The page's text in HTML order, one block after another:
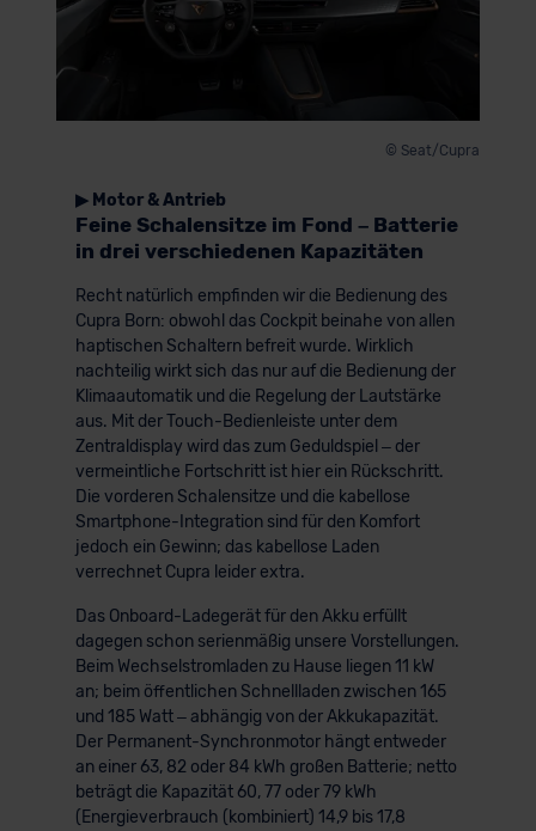
© Seat/Cupra
▶ Motor & Antrieb
Feine Schalensitze im Fond – Batterie
in drei verschiedenen Kapazitäten
Recht natürlich empfinden wir die Bedienung des
Cupra Born: obwohl das Cockpit beinahe von allen
haptischen Schaltern befreit wurde. Wirklich
nachteilig wirkt sich das nur auf die Bedienung der
Klimaautomatik und die Regelung der Lautstärke
aus. Mit der Touch-Bedienleiste unter dem
Zentraldisplay wird das zum Geduldspiel – der
vermeintliche Fortschritt ist hier ein Rückschritt.
Die vorderen Schalensitze und die kabellose
Smartphone-Integration sind für den Komfort
jedoch ein Gewinn; das kabellose Laden
verrechnet Cupra leider extra.
Das Onboard-Ladegerät für den Akku erfüllt
dagegen schon serienmäßig unsere Vorstellungen.
Beim Wechselstromladen zu Hause liegen 11 kW
an; beim öffentlichen Schnellladen zwischen 165
und 185 Watt – abhängig von der Akkukapazität.
Der Permanent-Synchronmotor hängt entweder
an einer 63, 82 oder 84 kWh großen Batterie; netto
beträgt die Kapazität 60, 77 oder 79 kWh
(Energieverbrauch (kombiniert) 14,9 bis 17,8